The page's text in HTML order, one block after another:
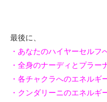
最後に、
・あなたのハイヤーセルフ
・全身のナーディとプラー
・各チャクラへのエネルギ
・クンダリーニのエネルギ